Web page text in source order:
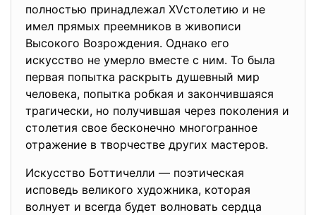
полностью принадлежал XVстолетию и не
имел прямых преемников в живописи
Высокого Возрождения. Однако его
искусство не умерло вместе с ним. То была
первая попытка раскрыть душевный мир
человека, попытка робкая и закончившаяся
трагически, но получившая через поколения и
столетия свое бесконечно многогранное
отражение в творчестве других мастеров.
Искусство Боттичелли — поэтическая
исповедь великого художника, которая
волнует и всегда будет волновать сердца